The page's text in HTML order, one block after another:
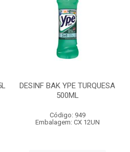
DESINF BAK YPE TURQUESA
500ML
Código: 949
Embalagem: CX 12UN